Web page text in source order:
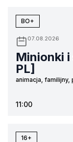
BO+
07.08.2026
Minionki
PL]
animacja,
11:00
16+